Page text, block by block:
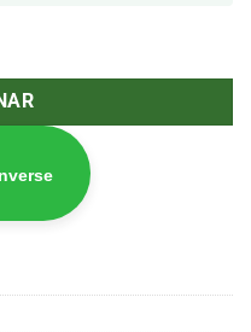
Etapas + Depósito de Pressão